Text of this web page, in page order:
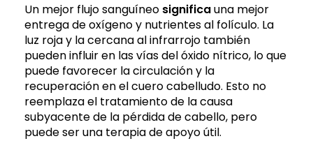
Un mejor flujo sanguíneo significauna mejor
entrega de oxígeno y nutrientes al folículo. La
luz roja y la cercana al infrarrojo también
pueden influir en las vías del óxido nítrico, lo que
puede favorecer la circulación y la
recuperación en el cuero cabelludo. Esto no
reemplaza el tratamiento de la causa
subyacente de la pérdida de cabello, pero
puede ser una terapia de apoyo útil.